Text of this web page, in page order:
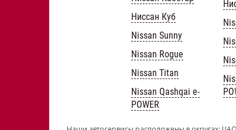
Ниссан Куб
Nissan Sunny
Nissan Rogue
Nissan Titan
Nissan Qashqai e-
POWER